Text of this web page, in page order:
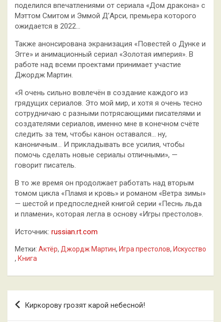
поделился впечатлениями от сериала «Дом дракона» с
Мэттом Смитом и Эммой Д’Арси, премьера которого
ожидается в 2022…
Также анонсирована экранизация «Повестей о Дунке и
Эгге» и анимационный сериал «Золотая империя». В
работе над всеми проектами принимает участие
Джордж Мартин.
«Я очень сильно вовлечён в создание каждого из
грядущих сериалов. Это мой мир, и хотя я очень тесно
сотрудничаю с разными потрясающими писателями и
создателями сериалов, именно мне в конечном счёте
следить за тем, чтобы канон оставался… ну,
каноничным… И прикладывать все усилия, чтобы
помочь сделать новые сериалы отличными»‎, —
говорит писатель.
В то же время он продолжает работать над вторым
томом цикла «Пламя и кровь» и романом «Ветра зимы»
— шестой и предпоследней книгой серии «Песнь льда
и пламени»‎, которая легла в основу «Игры престолов».
Источник: russian.rt.com
Метки: Актёр, Джордж Мартин, Игра престолов, Искусство
, Книга
Навигация
Киркорову грозят карой небесной!